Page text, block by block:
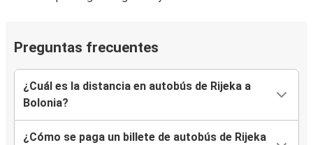
Preguntas frecuentes
¿Cuál es la distancia en autobús de Rijeka a
Bolonia?
¿Cómo se paga un billete de autobús de Rijeka